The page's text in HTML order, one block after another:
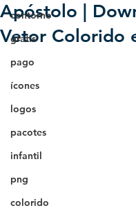
contorno
grátis
pago
ícones
logos
pacotes
infantil
png
colorido
Apóstolo |
Vetor Colorido